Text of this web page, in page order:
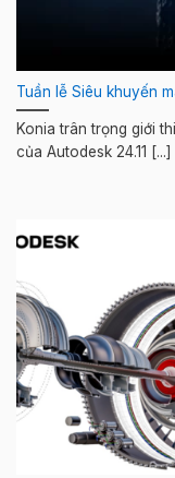
Tuần lễ Siêu khuyến
Konia trân trọng giới
của Autodesk 24.11 [...]